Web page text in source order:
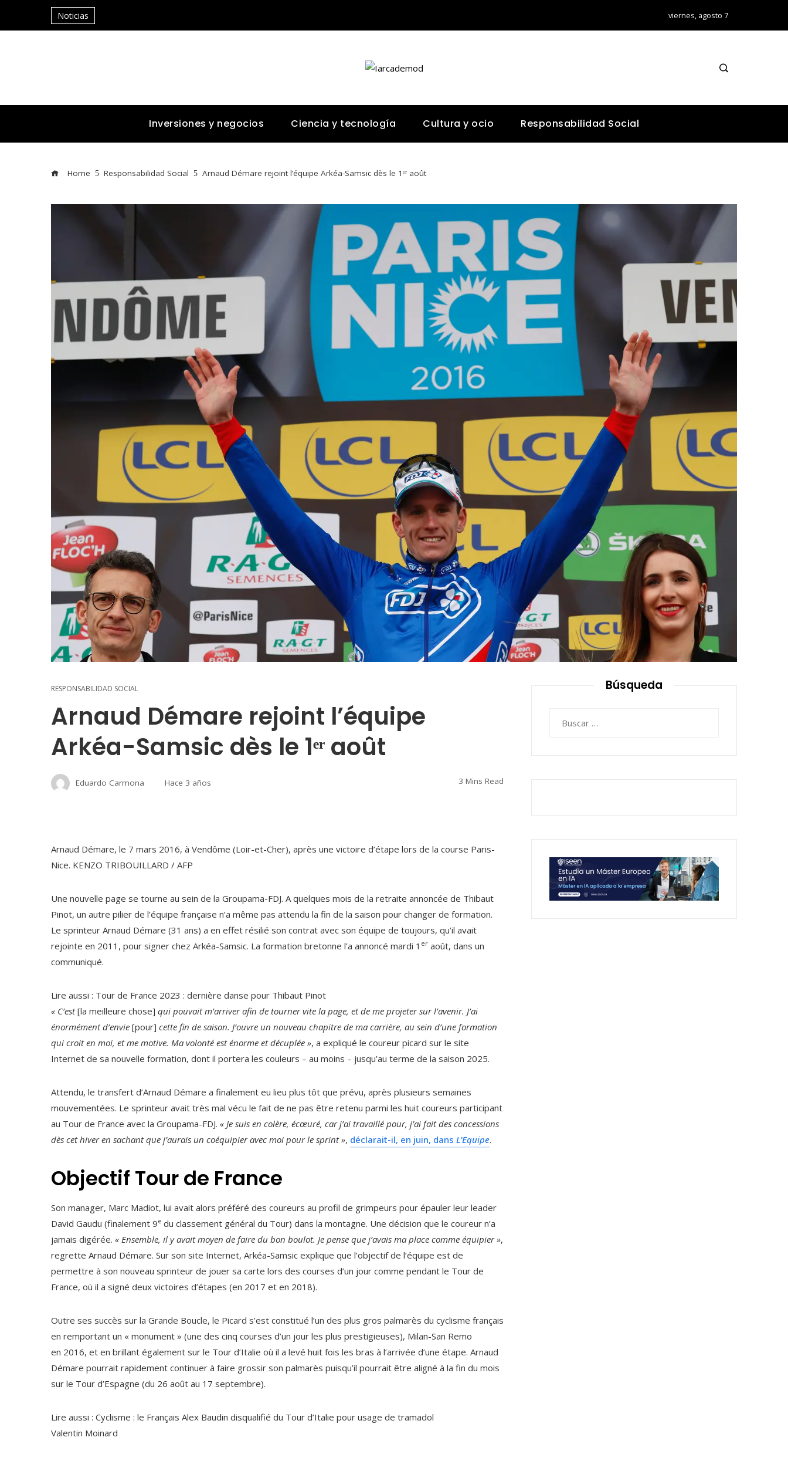
Noticias viernes, agosto 7
Inversiones y negocios Ciencia y tecnología Cultura y ocio Responsabilidad Social
Home Responsabilidad Social Arnaud Démare rejoint l’équipe Arkéa-Samsic dès le 1ᵉʳ août
RESPONSABILIDAD SOCIAL
Arnaud Démare rejoint l’équipe
Arkéa-Samsic dès le 1ᵉʳ août
Eduardo Carmona Hace 3 años 3 Mins Read
Arnaud Démare, le 7 mars 2016, à Vendôme (Loir-et-Cher), après une victoire d’étape lors de la course Paris-
Nice. KENZO TRIBOUILLARD / AFP
Une nouvelle page se tourne au sein de la Groupama-FDJ. A quelques mois de la retraite annoncée de Thibaut
Pinot, un autre pilier de l’équipe française n’a même pas attendu la fin de la saison pour changer de formation.
Le sprinteur Arnaud Démare (31 ans) a en effet résilié son contrat avec son équipe de toujours, qu’il avait
rejointe en 2011, pour signer chez Arkéa-Samsic. La formation bretonne l’a annoncé mardi 1 er août, dans un
communiqué.
Lire aussi : Tour de France 2023 : dernière danse pour Thibaut Pinot
« C’est[la meilleure chose] qui pouvait m’arriver afin de tourner vite la page, et de me projeter sur l’avenir. J’ai
énormément d’envie [pour] cette fin de saison. J’ouvre un nouveau chapitre de ma carrière, au sein d’une formation
qui croit en moi, et me motive. Ma volonté est énorme et décuplée », a expliqué le coureur picard sur le site
Internet de sa nouvelle formation, dont il portera les couleurs – au moins – jusqu’au terme de la saison 2025.
Attendu, le transfert d’Arnaud Démare a finalement eu lieu plus tôt que prévu, après plusieurs semaines
mouvementées. Le sprinteur avait très mal vécu le fait de ne pas être retenu parmi les huit coureurs participant
au Tour de France avec la Groupama-FDJ. « Je suis en colère, écœuré, car j’ai travaillé pour, j’ai fait des concessions
dès cet hiver en sachant que j’aurais un coéquipier avec moi pour le sprint », déclarait-il, en juin, dans L’Equipe.
Objectif Tour de France
Son manager, Marc Madiot, lui avait alors préféré des coureurs au profil de grimpeurs pour épauler leur leader
David Gaudu (finalement 9e du classement général du Tour) dans la montagne. Une décision que le coureur n’a
jamais digérée. « Ensemble, il y avait moyen de faire du bon boulot. Je pense que j’avais ma place comme équipier »,
regrette Arnaud Démare. Sur son site Internet, Arkéa-Samsic explique que l’objectif de l’équipe est de
permettre à son nouveau sprinteur de jouer sa carte lors des courses d’un jour comme pendant le Tour de
France, où il a signé deux victoires d’étapes (en 2017 et en 2018).
Outre ses succès sur la Grande Boucle, le Picard s’est constitué l’un des plus gros palmarès du cyclisme français
en remportant un « monument » (une des cinq courses d’un jour les plus prestigieuses), Milan-San Remo
en 2016, et en brillant également sur le Tour d’Italie où il a levé huit fois les bras à l’arrivée d’une étape. Arnaud
Démare pourrait rapidement continuer à faire grossir son palmarès puisqu’il pourrait être aligné à la fin du mois
sur le Tour d’Espagne (du 26 août au 17 septembre).
Lire aussi : Cyclisme : le Français Alex Baudin disqualifié du Tour d’Italie pour usage de tramadol
Valentin Moinard
Búsqueda